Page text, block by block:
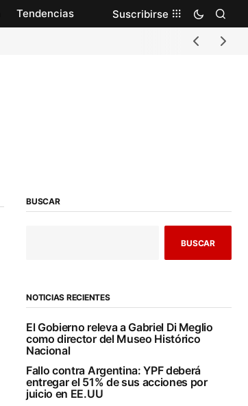
Tendencias Suscribirse
BUSCAR
BUSCAR
NOTICIAS RECIENTES
El Gobierno releva a Gabriel Di Meglio
como director del Museo Histórico
Nacional
Fallo contra Argentina: YPF deberá
entregar el 51% de sus acciones por
juicio en EE.UU